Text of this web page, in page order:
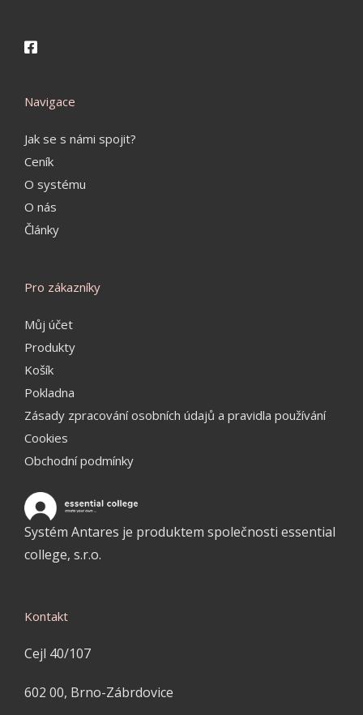
Navigace
Jak se s námi spojit?
Ceník
O systému
O nás
Články
Pro zákazníky
Můj účet
Produkty
Košík
Pokladna
Zásady zpracování osobních údajů a pravidla používání
Cookies
Obchodní podmínky
Systém Antares je produktem společnosti essential
college, s.r.o.
Kontakt
Cejl 40/107
602 00, Brno-Zábrdovice